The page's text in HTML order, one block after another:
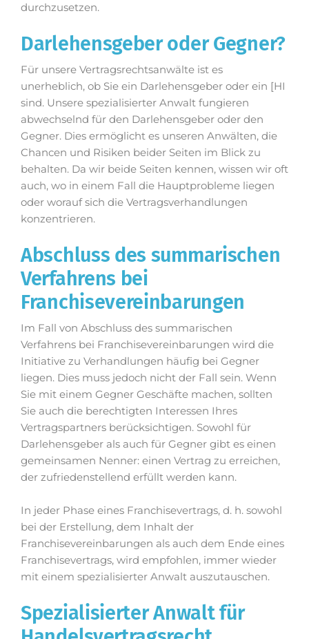
durchzusetzen.
Darlehensgeber oder Gegner?
Für unsere Vertragsrechtsanwälte ist es
unerheblich, ob Sie ein Darlehensgeber oder ein [HI
sind. Unsere spezialisierter Anwalt fungieren
abwechselnd für den Darlehensgeber oder den
Gegner. Dies ermöglicht es unseren Anwälten, die
Chancen und Risiken beider Seiten im Blick zu
behalten. Da wir beide Seiten kennen, wissen wir oft
auch, wo in einem Fall die Hauptprobleme liegen
oder worauf sich die Vertragsverhandlungen
konzentrieren.
Abschluss des summarischen
Verfahrens bei
Franchisevereinbarungen
Im Fall von Abschluss des summarischen
Verfahrens bei Franchisevereinbarungen wird die
Initiative zu Verhandlungen häufig bei Gegner
liegen. Dies muss jedoch nicht der Fall sein. Wenn
Sie mit einem Gegner Geschäfte machen, sollten
Sie auch die berechtigten Interessen Ihres
Vertragspartners berücksichtigen. Sowohl für
Darlehensgeber als auch für Gegner gibt es einen
gemeinsamen Nenner: einen Vertrag zu erreichen,
der zufriedenstellend erfüllt werden kann.
In jeder Phase eines Franchisevertrags, d. h. sowohl
bei der Erstellung, dem Inhalt der
Franchisevereinbarungen als auch dem Ende eines
Franchisevertrags, wird empfohlen, immer wieder
mit einem spezialisierter Anwalt auszutauschen.
Spezialisierter Anwalt für